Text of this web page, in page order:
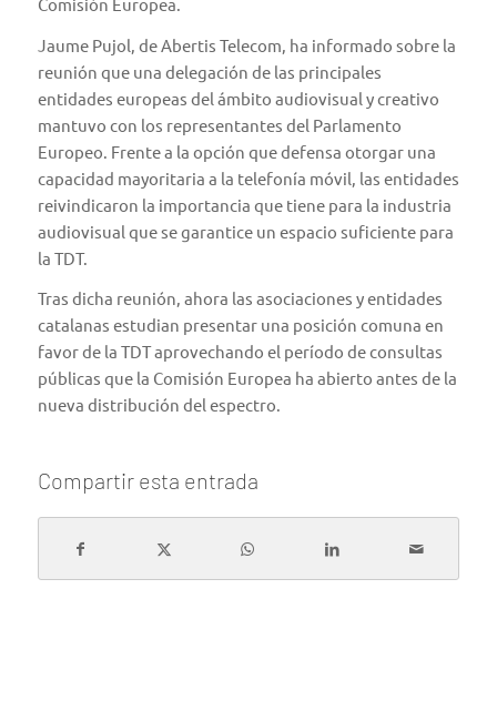
Jaume Pujol, de Abertis Telecom, ha informado sobre la
reunión que una delegación de las principales
entidades europeas del ámbito audiovisual y creativo
mantuvo con los representantes del Parlamento
Europeo. Frente a la opción que defensa otorgar una
capacidad mayoritaria a la telefonía móvil, las entidades
reivindicaron la importancia que tiene para la industria
audiovisual que se garantice un espacio suficiente para
la TDT.
Tras dicha reunión, ahora las asociaciones y entidades
catalanas estudian presentar una posición comuna en
favor de la TDT aprovechando el período de consultas
públicas que la Comisión Europea ha abierto antes de la
nueva distribución del espectro.
Compartir esta entrada